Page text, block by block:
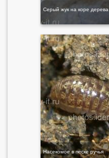
Серый жук на коре дерева
Насекомое в песке ручья